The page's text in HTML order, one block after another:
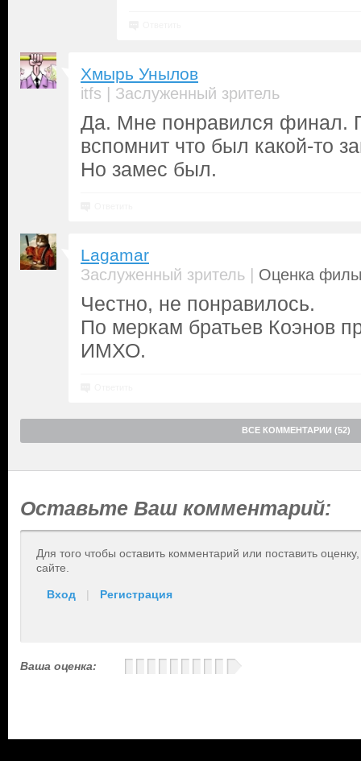
Хмырь Унылов
itfs | Заслуженный зритель
Да. Мне понравился финал.
вспомнит что был какой-то
Но замес был.
Lagamar
Заслуженный зритель | Оценка
Честно, не понравилось.
По меркам братьев Коэнов
ИМХО.
ВСЕ КОММЕНТАРИИ (52)
Оставьте Ваш комментарий:
Для того чтобы оставить комментарий или поставить
сайте.
Вход | Регистрация
Ваша оценка: